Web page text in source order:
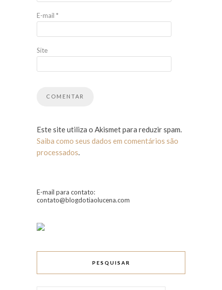
E-mail *
Site
Este site utiliza o Akismet para reduzir spam.
Saiba como seus dados em comentários são
processados.
E-mail para contato:
contato@blogdotiaolucena.com
PESQUISAR